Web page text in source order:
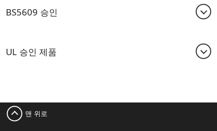
BS5609 파트 III
UPM 라플라탁 적층체는 다음과 같습니다.
승인된 소재(TTR로 인쇄):
PET Extra White TC 50 - RC15
BS5609 승인
압 라벨에 관한 공인 영국 표준입니다.
톡의 성능을 평가합니다. 섹션 3은 라벨 인쇄의 내구성
에 관한 것입니다.
UL 승인 제품
감압 라벨 스톡에 대한 인증을 공시했습니다.
UL01A – POLYESTER WHITE / RC18 / 2.4 mil HIGH
맨 위로